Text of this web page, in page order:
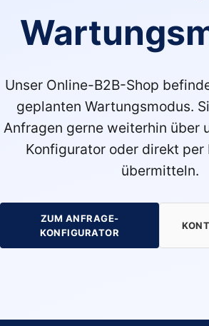
Unser Online-B2B-Shop
geplanten Wartungsmodus.
Anfragen gerne weiterhin über
Konfigurator oder direkt per
übermitteln.
ZUM ANFRAGE-
KONFIGURATOR